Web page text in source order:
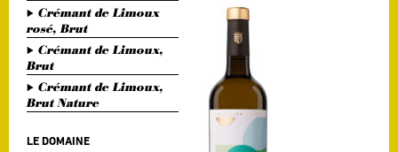
Crémant de Limoux
rosé, Brut
Crémant de Limoux,
Brut
Crémant de Limoux,
Brut Nature
LE DOMAINE